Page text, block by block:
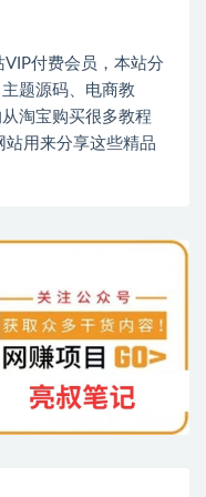
付费会员，本站分
题源码、电商教
淘宝购买很多教程
站用来分享这些精品